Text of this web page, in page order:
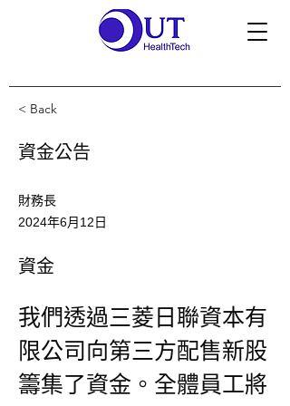
< Back
資金公告
財務長
2024年6月12日
資金
我們透過三菱日聯資本有
限公司向第三方配售新股
籌集了資金。全體員工將